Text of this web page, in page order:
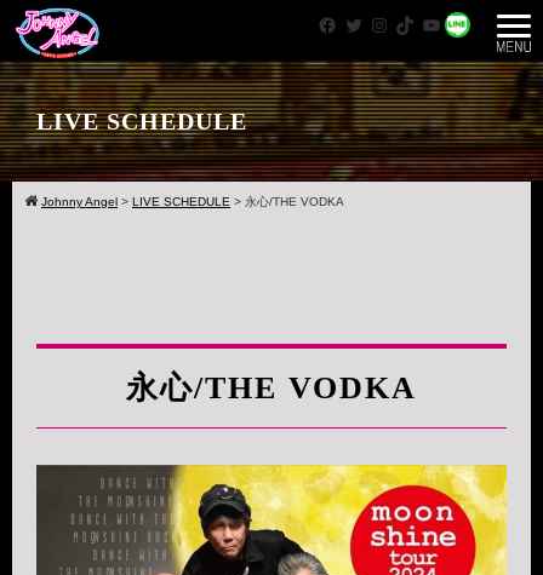
Facebook
Twitter
Instagram
TikTok
YouTube
WhatsApp
LIVE SCHEDULE
Johnny Angel > LIVE SCHEDULE > 永心/THE VODKA
永心/THE VODKA